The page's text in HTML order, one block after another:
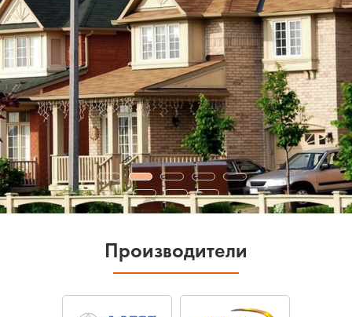
Производители